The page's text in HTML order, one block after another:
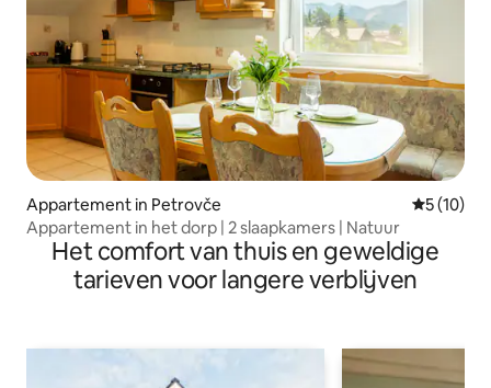
Appartement in Petrovče
5 (10)
Appartement in het dorp | 2 slaapkamers | Natuur
Het comfort van thuis en geweldige
tarieven voor langere verblijven